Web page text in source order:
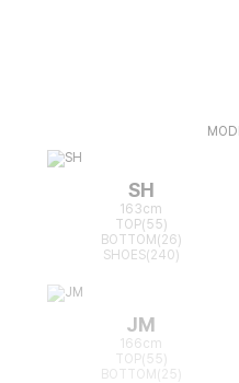
SH
163cm
TOP(55)
BOTTOM(26)
SHOES(240)
JM
166cm
TOP(55)
BOTTOM(25)